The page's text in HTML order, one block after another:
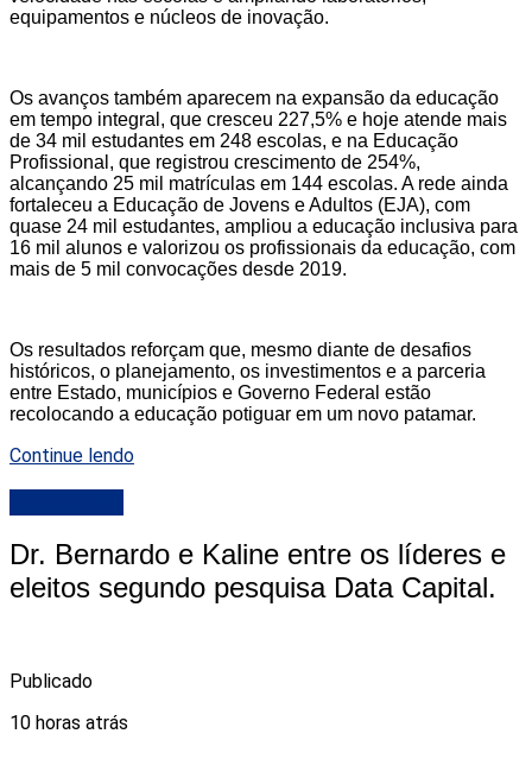
equipamentos e núcleos de inovação.
Os avanços também aparecem na expansão da educação
em tempo integral, que cresceu 227,5% e hoje atende mais
de 34 mil estudantes em 248 escolas, e na Educação
Profissional, que registrou crescimento de 254%,
alcançando 25 mil matrículas em 144 escolas. A rede ainda
fortaleceu a Educação de Jovens e Adultos (EJA), com
quase 24 mil estudantes, ampliou a educação inclusiva para
16 mil alunos e valorizou os profissionais da educação, com
mais de 5 mil convocações desde 2019.
Os resultados reforçam que, mesmo diante de desafios
históricos, o planejamento, os investimentos e a parceria
entre Estado, municípios e Governo Federal estão
recolocando a educação potiguar em um novo patamar.
Continue lendo
Dr. Bernardo e Kaline entre os líderes e
eleitos segundo pesquisa Data Capital.
Publicado
10 horas atrás